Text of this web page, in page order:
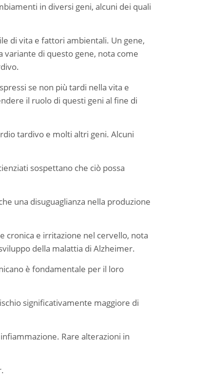
in diversi geni, alcuni dei quali
di vita e fattori ambientali. Un gene,
variante di questo gene, nota come
se non più tardi nella vita e
il ruolo di questi geni al fine di
tardivo e molti altri geni. Alcuni
sospettano che ciò possa
una disuguaglianza nella produzione
cronica e irritazione nel cervello, nota
della malattia di Alzheimer.
è fondamentale per il loro
significativamente maggiore di
Rare alterazioni in